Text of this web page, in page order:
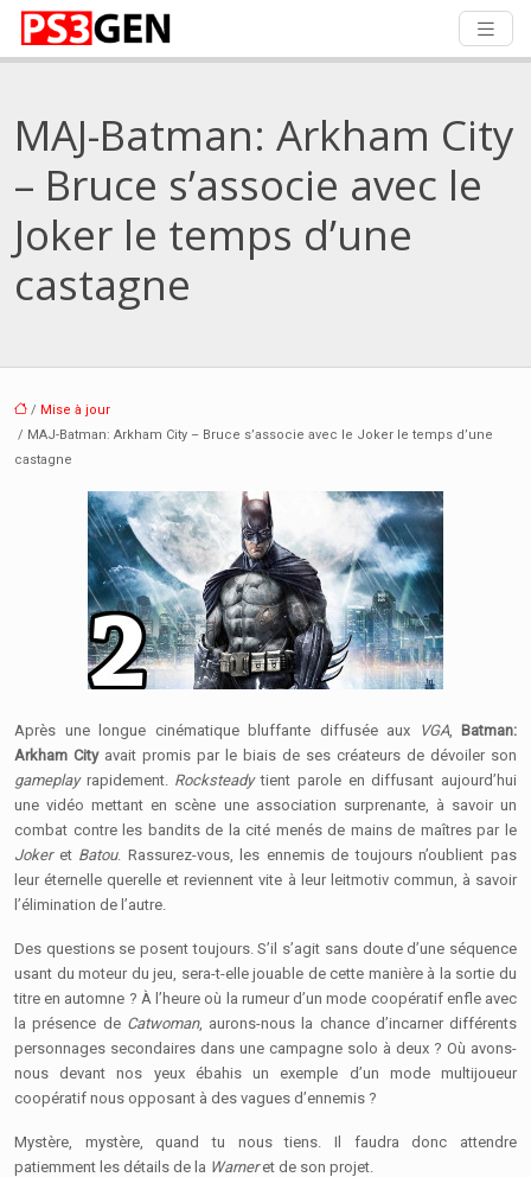
MAJ-Batman: Arkham City
– Bruce s’associe avec le
Joker le temps d’une
castagne
/ Mise à jour
/ MAJ-Batman: Arkham City – Bruce s’associe avec le Joker le temps d’une
castagne
Après une longue cinématique bluffante diffusée aux VGA, Batman:
Arkham Cityavait promis par le biais de ses créateurs de dévoiler son
gameplay rapidement. Rocksteadytient parole en diffusant aujourd’hui
une vidéo mettant en scène une association surprenante, à savoir un
combat contre les bandits de la cité menés de mains de maîtres par le
Joker et Batou. Rassurez-vous, les ennemis de toujours n’oublient pas
leur éternelle querelle et reviennent vite à leur leitmotiv commun, à savoir
l’élimination de l’autre.
Des questions se posent toujours. S’il s’agit sans doute d’une séquence
usant du moteur du jeu, sera-t-elle jouable de cette manière à la sortie du
titre en automne ? À l’heure où la rumeur d’un mode coopératif enfle avec
la présence de Catwoman, aurons-nous la chance d’incarner différents
personnages secondaires dans une campagne solo à deux ? Où avons-
nous devant nos yeux ébahis un exemple d’un mode multijoueur
coopératif nous opposant à des vagues d’ennemis ?
Mystère, mystère, quand tu nous tiens. Il faudra donc attendre
patiemment les détails de la Warneret de son projet.